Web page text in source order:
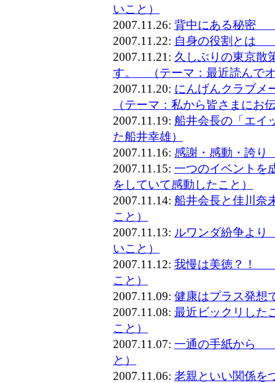
いこと）
2007.11.26: 背中にある秘密
2007.11.22: 自身の役割とは
2007.11.21: 久しぶりの東京散
す。 （テーマ：最近読んで
2007.11.20: にんげんクラブ
（テーマ：私から皆さまにお
2007.11.19: 船井会長の「エイ
た船井幸雄）
2007.11.16: 感謝・感動・誇
2007.11.15: 一つのイベントを
をしていて感動したこと）
2007.11.14: 船井会長と佳川奈
こと）
2007.11.13: ルワンダ紛争よ
いこと）
2007.11.12: 我慢は美徳？！
こと）
2007.11.09: 健康はプラス発想
2007.11.08: 最近ビックリした
こと）
2007.11.07: 一通の手紙から
と）
2007.11.06: 老親といい関係を